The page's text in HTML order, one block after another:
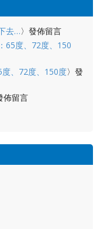
去…〉發佈留言
65度、72度、150
、72度、150度〉發
佈留言